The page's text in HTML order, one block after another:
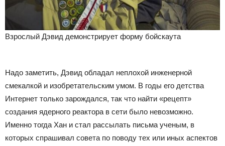
Взрослый Дэвид демонстрирует форму бойскаута
Надо заметить, Дэвид обладал неплохой инженерной
смекалкой и изобретательским умом. В годы его детства
Интернет только зарождался, так что найти «рецепт»
создания ядерного реактора в сети было невозможно.
Именно тогда Хан и стал рассылать письма ученым, в
которых спрашивал совета по поводу тех или иных аспектов